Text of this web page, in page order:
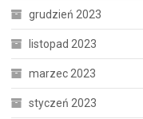
grudzień 2023
listopad 2023
marzec 2023
styczeń 2023